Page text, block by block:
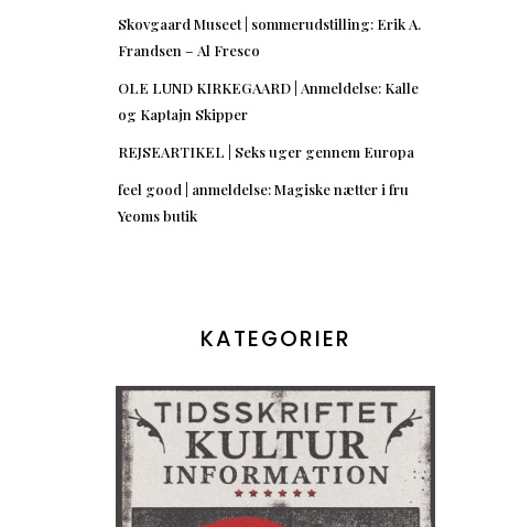
Skovgaard Museet | sommerudstilling: Erik A.
Frandsen – Al Fresco
OLE LUND KIRKEGAARD | Anmeldelse: Kalle
og Kaptajn Skipper
REJSEARTIKEL | Seks uger gennem Europa
feel good | anmeldelse: Magiske nætter i fru
Yeoms butik
KATEGORIER